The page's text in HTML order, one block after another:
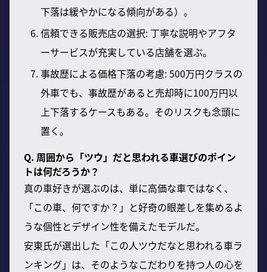
下落は緩やかになる傾向がある）。
信頼できる販売店の選択: 丁寧な説明やアフタ
ーサービスが充実している店舗を選ぶ。
事故歴による価格下落の考慮: 500万円クラスの
外車でも、事故歴があると売却時に100万円以
上下落するケースもある。そのリスクも念頭に
置く。
Q. 周囲から「ツウ」だと思われる車選びのポイン
トは何だろうか？
真の車好きが選ぶのは、単に高価な車ではなく、
「この車、何ですか？」と好奇の眼差しを集めるよ
うな個性とデザイン性を備えたモデルだ。
安東氏が選出した「この人ツウだなと思われる車ラ
ンキング」は、そのようなこだわりを持つ人の心を